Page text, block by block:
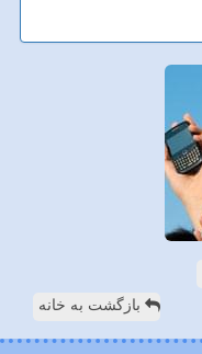
بازگشت به خانه